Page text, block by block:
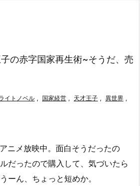
検索
の赤字国家再生術~そうだ、売
イトノベル , 国家経営 , 天才王子 , 異世界 ,
ニメ放映中。面白そうだったの
だったので購入して、気づいたら
ーん、ちょっと短めか。